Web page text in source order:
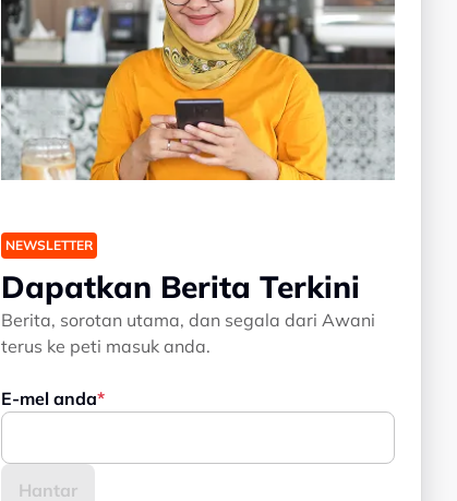
NEWSLETTER
Dapatkan Berita Terkini
Berita, sorotan utama, dan segala dari Awani
terus ke peti masuk anda.
E-mel anda